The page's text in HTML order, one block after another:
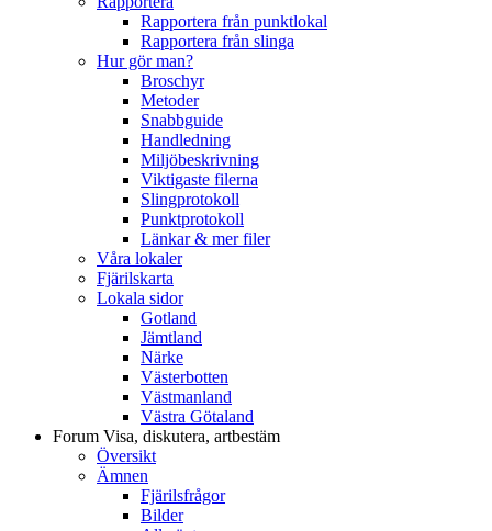
Rapportera från punktlokal
Rapportera från slinga
Hur gör man?
Broschyr
Metoder
Snabbguide
Handledning
Miljöbeskrivning
Viktigaste filerna
Slingprotokoll
Punktprotokoll
Länkar & mer filer
Våra lokaler
Fjärilskarta
Lokala sidor
Gotland
Jämtland
Närke
Västerbotten
Västmanland
Västra Götaland
Forum Visa, diskutera, artbestäm
Översikt
Ämnen
Fjärilsfrågor
Bilder